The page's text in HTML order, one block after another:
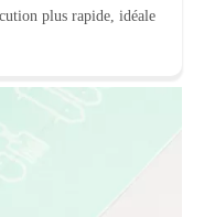
plus rapide, idéale